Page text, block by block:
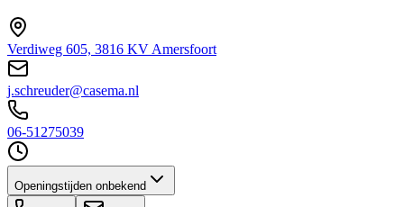
Verdiweg 605, 3816 KV Amersfoort
j.schreuder@casema.nl
06-51275039
Openingstijden onbekend